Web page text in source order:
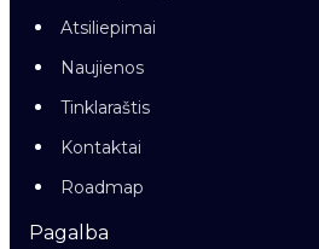
Atsiliepimai
Naujienos
Tinklaraštis
Kontaktai
Roadmap
Pagalba